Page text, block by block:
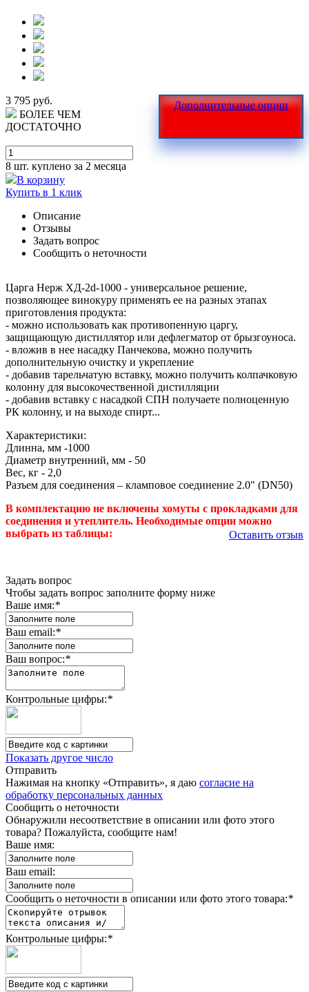
3 795 руб. Дополнительные опции
БОЛЕЕ ЧЕМ
ДОСТАТОЧНО
8 шт. куплено за 2 месяца
В корзину
Купить в 1 клик
Описание
Отзывы
Задать вопрос
Сообщить о неточности
Царга Нерж ХД-2d-1000 - универсальное решение,
позволяющее винокуру применять ее на разных этапах
приготовления продукта:
- можно использовать как противопенную царгу,
защищающую дистиллятор или дефлегматор от брызгоуноса.
- вложив в нее насадку Панчекова, можно получить
дополнительную очистку и укрепление
- добавив тарельчатую вставку, можно получить колпачковую
колонну для высокочественной дистилляции
- добавив вставку с насадкой СПН получаете полноценную
РК колонну, и на выходе спирт...
Характеристики:
Длинна, мм -1000
Диаметр внутренний, мм - 50
Вес, кг - 2,0
Разъем для соединения – кламповое соединение 2.0" (DN50)
В комплектацию не включены хомуты с прокладками для
соединения и утеплитель. Необходимые опции можно
выбрать из таблицы:
Оставить отзыв
Задать вопрос
Чтобы задать вопрос заполните форму ниже
Ваше имя:*
Ваш email:*
Ваш вопрос:*
Контрольные цифры:*
Показать другое число
Отправить
Нажимая на кнопку «Отправить», я даю согласие на
обработку персональных данных
Сообщить о неточности
Обнаружили несоответствие в описании или фото этого
товара? Пожалуйста, сообщите нам!
Ваше имя:
Ваш email:
Сообщить о неточности в описании или фото этого товара:*
Контрольные цифры:*